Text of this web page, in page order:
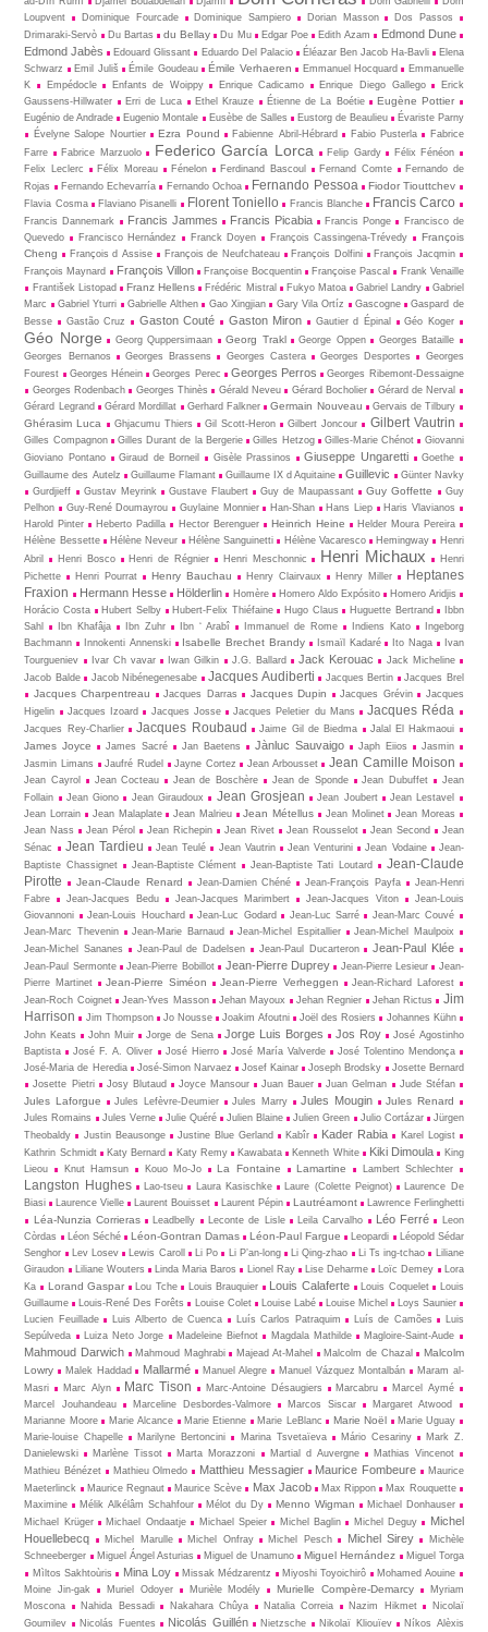
Loupvent
Dominique Fourcade Dominique Sampiero Dorian Masson
Dos Passos
Drimaraki-Servò
Du Bartas du Bellay Du Mu Edgar Poe Edith Azam
Edmond Dune
Edmond Jabès
Edouard Glissant Eduardo Del Palacio Éléazar Ben Jacob Ha-Bavli
Elena
Schwarz
Emil Juliš Émile Goudeau Émile Verhaeren Emmanuel Hocquard
Emmanuelle
K
Empédocle Enfants de Woippy Enrique Cadicamo Enrique Diego Gallego
Erick
Gaussens-Hillwater
Erri de Luca Ethel Krauze Étienne de La Boétie Eugène Pottier
Eugénio de Andrade Eugenio Montale Eusèbe de Salles Eustorg de Beaulieu
Évariste Parny
Évelyne Salope Nourtier
Ezra Pound Fabienne Abril-Hébrard Fabio Pusterla
Fabrice
Farre
Fabrice Marzuolo Federico García Lorca Felip Gardy
Félix Fénéon
Felix Leclerc
Félix Moreau Fénelon Ferdinand Bascoul Fernand Comte
Fernando de
Rojas
Fernando Echevarría Fernando Ochoa Fernando Pessoa Fiodor Tiouttchev
Flavia Cosma Flaviano Pisanelli Florent Toniello Francis Blanche Francis Carco
Francis Dannemark Francis Jammes Francis Picabia Francis Ponge
Francisco de
Quevedo
Francisco Hernández Franck Doyen François Cassingena-Trévedy
François
Cheng
François d Assise François de Neufchateau François Dolfini
François Jacqmin
François Maynard
François Villon Françoise Bocquentin Françoise Pascal
Frank Venaille
František Listopad
Franz Hellens Frédéric Mistral Fukyo Matoa Gabriel Landry
Gabriel
Marc
Gabriel Yturri Gabrielle Althen Gao Xingjian Gary Vila Ortíz Gascogne
Gaspard de
Besse
Gastão Cruz Gaston Couté Gaston Miron Gautier d Épinal Géo Koger
Géo Norge Georg Quppersimaan Georg Trakl George Oppen
Georges Bataille
Georges Bernanos
Georges Brassens Georges Castera Georges Desportes
Georges
Fourest
Georges Hénein Georges Perec Georges Perros
Georges Ribemont-Dessaigne
Georges Rodenbach
Georges Thinès Gérald Neveu Gérard Bocholier
Gérard de Nerval
Gérard Legrand
Gérard Mordillat Gerhard Falkner Germain Nouveau Gervais de Tilbury
Ghérasim Luca Ghjacumu Thiers Gil Scott-Heron Gilbert Joncour Gilbert Vautrin
Gilles Compagnon Gilles Durant de la Bergerie Gilles Hetzog Gilles-Marie Chénot
Giovanni
Gioviano Pontano
Giraud de Borneil Gisèle Prassinos Giuseppe Ungaretti
Goethe
Guillaume des Autelz
Guillaume Flamant Guillaume IX d Aquitaine Guillevic
Günter Navky
Gurdjieff
Gustav Meyrink Gustave Flaubert Guy de Maupassant Guy Goffette
Guy
Pelhon
Guy-René Dou­may­rou Guylaine Monnier Han-Shan Hans Liep
Haris Vlavianos
Harold Pinter
Heberto Padilla Hector Berenguer Heinrich Heine
Helder Moura Pereira
Hélène Bessette
Hélène Neveur Hélène Sanguinetti Hélène Vacaresco Hemingway
Henri
Abril
Henri Bosco Henri de Régnier Henri Meschonnic Henri Michaux
Henri
Pichette
Henri Pourrat Henry Bauchau Henry Clairvaux Henry Miller
Heptanes
Fraxion
Hermann Hesse Hölderlin Homère Homero Aldo Expósito
Homero Aridjis
Horácio Costa
Hubert Selby Hubert-Felix Thiéfaine Hugo Claus Huguette Bertrand
Ibbn
Sahl
Ibn Khafâja Ibn Zuhr Ibn ‘ Arabî Immanuel de Rome Indiens Kato
Ingeborg
Bachmann
Innokenti Annenski Isabelle Brechet Brandy Ismaïl Kadaré Ito Naga
Ivan
Tourgueniev
Ivar Ch vavar Iwan Gilkin J.G. Ballard Jack Kerouac
Jack Micheline
Jacob Balde
Jacob Nibénegenesabe Jacques Audiberti Jacques Bertin Jacques Brel
Jacques Charpentreau Jacques Darras Jacques Dupin Jacques Grévin
Jacques
Higelin
Jacques Izoard Jacques Josse Jacques Peletier du Mans Jacques Réda
Jacques Rey-Charlier Jacques Roubaud Jaime Gil de Biedma Jalal El Hakmaoui
James Joyce James Sacré Jan Baetens Jànluc Sauvaigo Japh Eiios
Jasmin
Jasmin Limans
Jaufré Rudel Jayne Cortez Jean Arbousset Jean Camille Moison
Jean Cayrol Jean Cocteau Jean de Boschère Jean de Sponde Jean Dubuffet
Jean
Follain
Jean Giono Jean Giraudoux Jean Grosjean Jean Joubert
Jean Lestavel
Jean Lorrain
Jean Malaplate Jean Malrieu Jean Métellus Jean Molinet
Jean Moreas
Jean Nass
Jean Pérol Jean Richepin Jean Rivet Jean Rousselot Jean Second
Jean
Sénac
Jean Tardieu Jean Teulé Jean Vautrin Jean Venturini Jean Vodaine
Jean-
Baptiste Chassignet
Jean-Baptiste Clément Jean-Baptiste Tati Loutard
Jean-Claude
Pirotte
Jean-Claude Renard Jean-Damien Chéné Jean-François Payfa
Jean-Henri
Fabre
Jean-Jacques Bedu Jean-Jacques Marimbert Jean-Jacques Viton
Jean-Louis
Giovannoni
Jean-Louis Houchard Jean-Luc Godard Jean-Luc Sarré
Jean-Marc Couvé
Jean-Marc Thevenin
Jean-Marie Barnaud Jean-Michel Espitallier
Jean-Michel Maulpoix
Jean-Michel Sananes
Jean-Paul de Dadelsen Jean-Paul Ducarteron Jean-Paul Klée
Jean-Paul Sermonte Jean-Pierre Bobillot Jean-Pierre Duprey Jean-Pierre Lesieur
Jean-
Pierre Martinet
Jean-Pierre Siméon Jean-Pierre Verheggen
Jean-Richard Laforest
Jean-Roch Coignet
Jean-Yves Masson Jehan Mayoux Jehan Regnier Jehan Rictus
Jim
Harrison
Jim Thompson Jo Nousse Joakim Afoutni Joël des Rosiers
Johannes Kühn
John Keats
John Muir Jorge de Sena Jorge Luis Borges Jos Roy
José Agostinho
Baptista
José F. A. Oliver José Hierro José María Valverde
José Tolentino Mendonça
José-Maria de Heredia
José-Simon Narvaez Josef Kainar Joseph Brodsky
Josette Bernard
Josette Pietri
Josy Blutaud Joyce Mansour Juan Bauer Juan Gelman Jude Stéfan
Jules Laforgue Jules Lefèvre-Deumier Jules Marry Jules Mougin Jules Renard
Jules Romains Jules Verne Julie Quéré Julien Blaine Julien Green Julio Cortázar
Jürgen
Theobaldy
Justin Beausonge Justine Blue Gerland Kabîr Kader Rabia
Karel Logist
Kathrin Schmidt
Katy Bernard Katy Remy Kawabata Kenneth White Kiki Dimoula
King
Lieou
Knut Hamsun Kouo Mo-Jo La Fontaine Lamartine Lambert Schlechter
Langston Hughes Lao-tseu Laura Kasischke Laure (Colette Peignot)
Laurence De
Biasi
Laurence Vielle Laurent Bouisset Laurent Pépin Lautréamont Lawrence Ferlinghetti
Léa-Nunzia Corrieras Leadbelly Leconte de Lisle Leila Carvalho Léo Ferré
Leon
Còrdas
Léon Séché Léon-Gontran Damas Léon-Paul Fargue Leopardi
Léopold Sédar
Senghor
Lev Losev Lewis Caroll Li Po Li P’an-long Li Qing-zhao Li Ts ing-tchao
Liliane
Giraudon
Liliane Wouters Linda Maria Baros Lionel Ray Lise Deharme Loïc Demey
Lora
Ka
Lorand Gaspar Lou Tche Louis Brauquier Louis Calaferte Louis Coquelet
Louis
Guillaume
Louis-René Des Forêts Louise Colet Louise Labé Louise Michel
Loys Saunier
Lucien Feuillade
Luis Alberto de Cuenca Luís Carlos Patraquim Luís de Camões
Luis
Sepúlveda
Luiza Neto Jorge Madeleine Biefnot Magdala Mathilde Magloire-Saint-Aude
Mahmoud Darwich Mahmoud Maghrabi Majead At-Mahel Malcolm de Chazal
Malcolm
Lowry
Malek Haddad Mallarmé Manuel Alegre Manuel Vázquez Montalbán
Maram al-
Masri
Marc Alyn Marc Tison Marc-Antoine Désaugiers Marcabru
Marcel Aymé
Marcel Jouhandeau
Marceline Desbordes-Valmore Marcos Siscar
Margaret Atwood
Marianne Moore
Marie Alcance Marie Etienne Marie LeBlanc Marie Noël
Marie Uguay
Marie-louise Chapelle
Marilyne Bertoncini Marina Tsvetaïeva Mário Cesariny
Mark Z.
Danielewski
Marlène Tissot Marta Morazzoni Martial d Auvergne
Mathias Vincenot
Mathieu Bénézet
Mathieu Olmedo Matthieu Messagier Maurice Fombeure
Maurice
Maeterlinck
Maurice Regnaut Maurice Scève Max Jacob Max Rippon
Max Rouquette
Maximine
Mélik Alkélâm Schahfour Mélot du Dy Menno Wigman
Michael Donhauser
Michael Krüger
Michael Ondaatje Michael Speier Michel Baglin Michel Deguy
Michel
Houellebecq
Michel Marulle Michel Onfray Michel Pesch Michel Sirey
Michèle
Schneeberger
Miguel Ángel Asturias Miguel de Unamuno Miguel Hernández
Miguel Torga
Mìltos Sakhtoùris
Mina Loy Missak Médzarentz Miyoshi Toyoichirô
Mohamed Aouine
Moine Jin-gak
Muriel Odoyer Murièle Modély Murielle Compère-Demarcy
Myriam
Moscona
Nahida Bessadi Nakahara Chûya Natalia Correia Nazim Hikmet
Nicolaï
Goumilev
Nicolás Fuentes Nicolás Guillén Nietz­sche Nikolaï Kliouïev
Níkos Alèxis